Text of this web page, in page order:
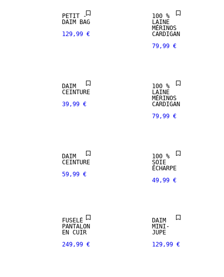
PETIT -
DAIM BAG
129,99 €
100 %
LAINE
MÉRINOS
CARDIGAN
79,99 €
DAIM
CEINTURE
39,99 €
NOUVEAUTÉS
PREMIUM
100 %
LAINE
MÉRINOS
CARDIGAN
79,99 €
DAIM
CEINTURE
59,99 €
NOUVEAUTÉS
PREMIUM
100 %
SOIE
ÉCHARPE
49,99 €
CUIR
VÉRITABLE
FUSELÉ
PANTALON
EN CUIR
249,99 €
CUIR
VÉRITABLE
PREMIUM
DAIM
MINI-
JUPE
129,99 €
CUIR
VÉRITABLE
PREMIUM
CUIR
VÉRITABLE
PREMIUM